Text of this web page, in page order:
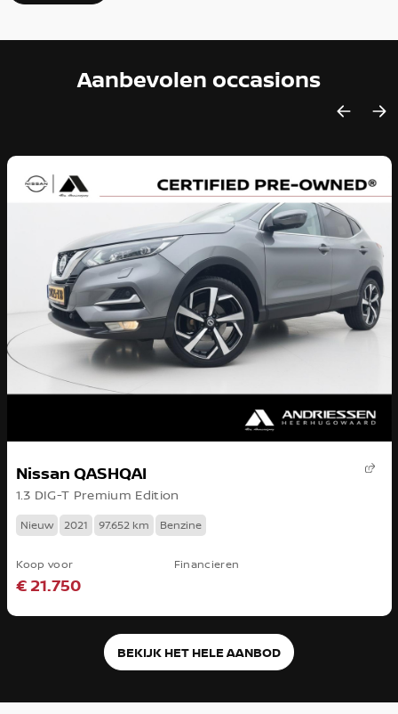
Aanbevolen occasions
Nissan QASHQAI
1.3 DIG-T Premium Edition
Nieuw 2021 97.652 km Benzine
Koop voor
€ 21.750
Financieren
BEKIJK HET HELE AANBOD